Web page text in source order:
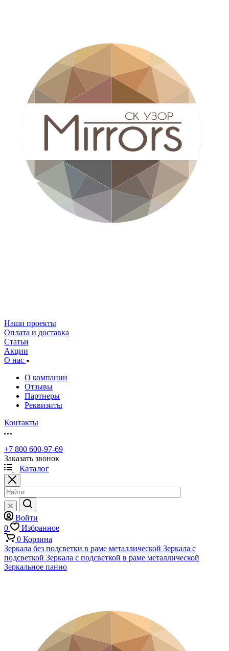
Наши проекты
Оплата и доставка
Статьи
Акции
О нас
О компании
Отзывы
Партнеры
Реквизиты
Контакты
+7 800 600-97-69
Заказать звонок
Каталог
Войти
0
Избранное
0 Корзина
Зеркала без подсветки в раме металлической Зеркала с
подсветкой Зеркала с подсветкой в раме металлической
Зеркальное панно